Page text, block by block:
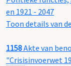
en 1921 - 2047
Toon details van
1158Akte van
"Crisisinvoerwet